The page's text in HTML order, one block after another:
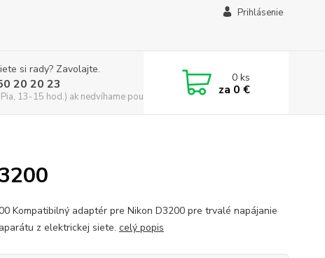
Prihlásenie
si rady? Zavolajte.
20 20 23
13-15 hod.) ak nedvíhame použite CHATBOX
0ks
za 0 €
Kompatibilný adaptér pre Nikon D3200 pre trvalé napájanie
z elektrickej siete. celý popis